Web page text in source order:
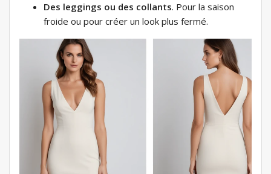
Des leggings ou des collants. Pour la saison
froide ou pour créer un look plus fermé.